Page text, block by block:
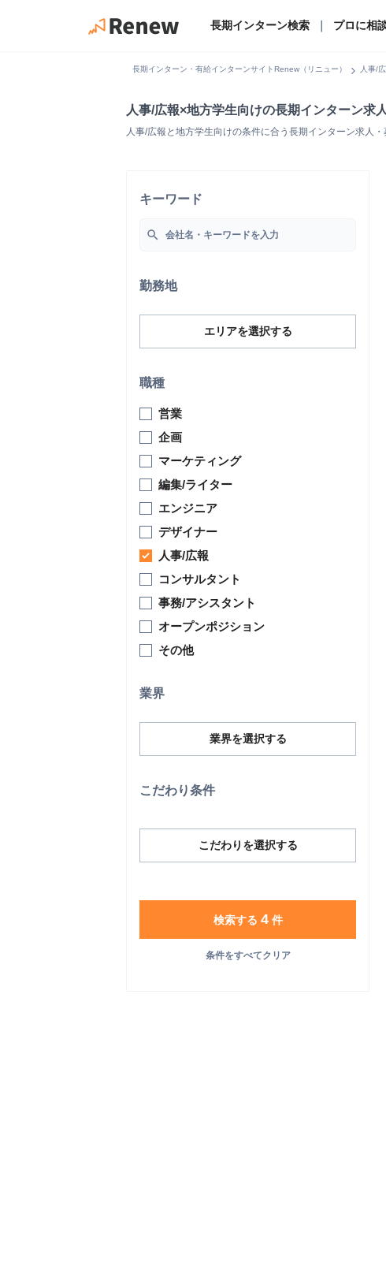
長期インターン検索 プロに相
長期インターン・有給インターンサイトRenew（リニュー） chevron_right 人事/
人事/広報×地方学生向けの長期インターン求
人事/広報と地方学生向けの条件に合う長期インターン求人
キーワード
search
勤務地
エリアを選択する
職種
営業
企画
マーケティング
編集/ライター
エンジニア
デザイナー
人事/広報
コンサルタント
事務/アシスタント
オープンポジション
その他
業界
業界を選択する
こだわり条件
こだわりを選択する
検索する 4件
条件をすべてクリア